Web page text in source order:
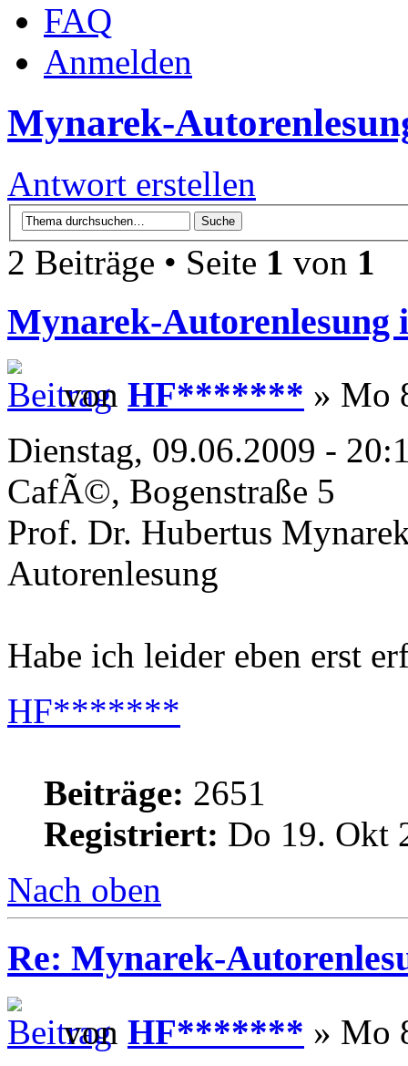
FAQ
Anmelden
Mynarek-
Antwort erstellen
2 Beiträge • Seite 1 von 1
Mynarek-Autorenlesung
von HF******* » Mo
Dienstag, 09.06.2009 -
CafÃ©, Bogenstraße 5
Prof. Dr. Hubertus
Autorenlesung
Habe ich leider eben erst
HF*******
Beiträge: 2651
Registriert: Do 19. Okt
Nach oben
Re: Mynarek-
von HF******* » Mo